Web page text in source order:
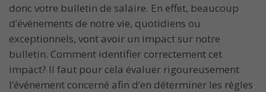
donc votre bulletin de salaire. En effet, beaucoup
d’événements de notre vie, quotidiens ou
exceptionnels, vont avoir un impact sur notre
bulletin. Comment identifier correctement cet
impact? Il faut pour cela évaluer rigoureusement
l’événement concerné afin d’en déterminer les règles